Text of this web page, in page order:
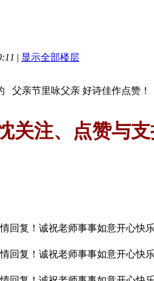
| 显示全部楼层
父亲节里咏父亲 好诗佳作点赞！
关注、点赞与支
回复！诚祝老师事事如意开心快
回复！诚祝老师事事如意开心快